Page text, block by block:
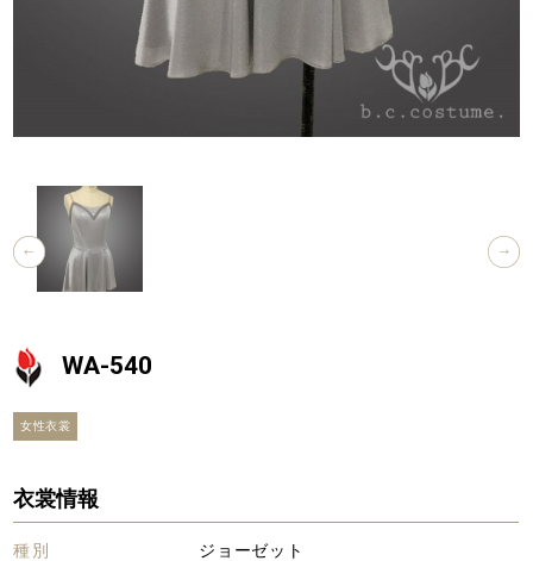
WA-540
女性衣裳
衣裳情報
種別 ジョーゼット